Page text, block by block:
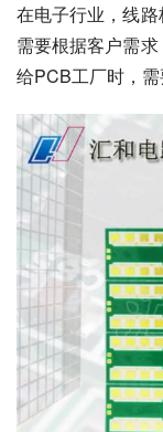
在电子行业，线
需要根据客户需
给PCB工厂时，需